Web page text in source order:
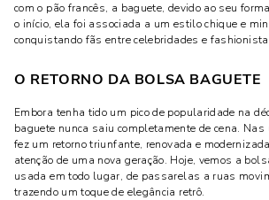
com o pão francês, a baguete, devido ao seu
o início, ela foi associada a um estilo chique e
conquistando fãs entre celebridades e
O RETORNO DA BOLSA BAGUETE
Embora tenha tido um pico de popularidade na
baguete nunca saiu completamente de cena.
fez um retorno triunfante, renovada e
atenção de uma nova geração. Hoje, vemos a
usada em todo lugar, de passarelas a ruas
trazendo um toque de elegância retrô.